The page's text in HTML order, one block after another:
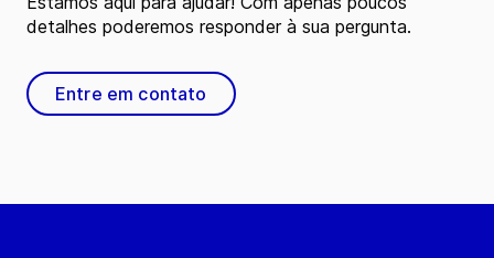
detalhes poderemos responder à sua pergunta.
Entre em contato